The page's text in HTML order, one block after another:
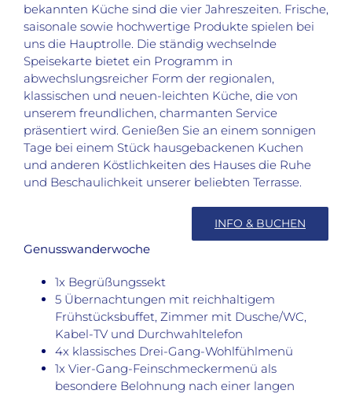
bekannten Küche sind die vier Jahreszeiten. Frische,
saisonale sowie hochwertige Produkte spielen bei
uns die Hauptrolle. Die ständig wechselnde
Speisekarte bietet ein Programm in
abwechslungsreicher Form der regionalen,
klassischen und neuen-leichten Küche, die von
unserem freundlichen, charmanten Service
präsentiert wird. Genießen Sie an einem sonnigen
Tage bei einem Stück hausgebackenen Kuchen
und anderen Köstlichkeiten des Hauses die Ruhe
und Beschaulichkeit unserer beliebten Terrasse.
INFO & BUCHEN
Genusswanderwoche
1x Begrüßungssekt
5 Übernachtungen mit reichhaltigem
Frühstücksbuffet, Zimmer mit Dusche/WC,
Kabel-TV und Durchwahltelefon
4x klassisches Drei-Gang-Wohlfühlmenü
1x Vier-Gang-Feinschmeckermenü als
besondere Belohnung nach einer langen